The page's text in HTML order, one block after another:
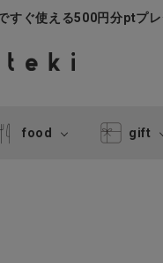
すぐ使える500円分ptプ
food gift